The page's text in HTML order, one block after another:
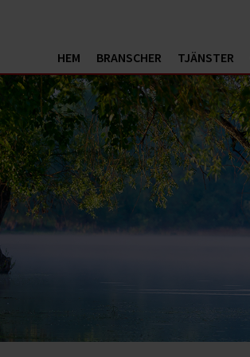
HEM BRANSCHER TJÄNSTER